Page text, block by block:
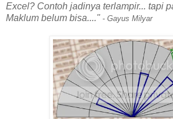
Excel? Contoh jadinya terlampir... tapi
Maklum belum bisa...." - Gayus Milyar